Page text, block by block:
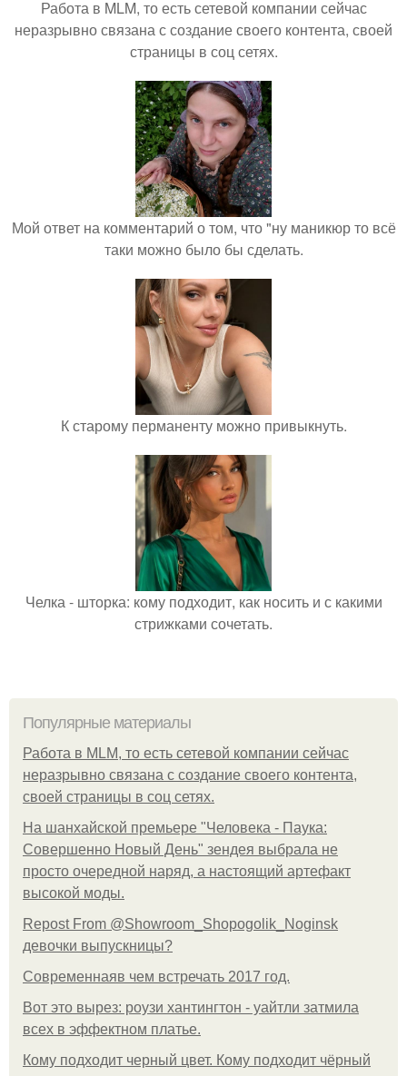
Работа в MLM, то есть сетевой компании сейчас
неразрывно связана с создание своего контента, своей
страницы в соц сетях.
Мой ответ на комментарий о том, что "ну маникюр то всё
таки можно было бы сделать.
К старому перманенту можно привыкнуть.
Челка - шторка: кому подходит, как носить и с какими
стрижками сочетать.
Популярные материалы
Работа в MLM, то есть сетевой компании сейчас
неразрывно связана с создание своего контента,
своей страницы в соц сетях.
На шанхайской премьере "Человека - Паука:
Совершенно Новый День" зендея выбрала не
просто очередной наряд, а настоящий артефакт
высокой моды.
Repost From @Showroom_Shopogolik_Noginsk
девочки выпускницы?
Современнаяв чем встречать 2017 год.
Вот это вырез: роузи хантингтон - уайтли затмила
всех в эффектном платьe.
Кому подходит черный цвет. Кому подходит чёрный